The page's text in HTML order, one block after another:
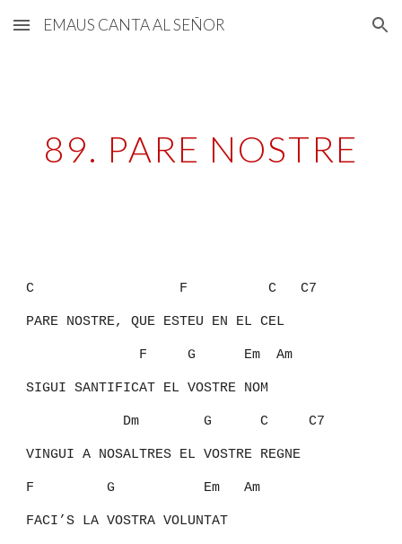
Skip to main content Skip to navigation
EMAUS CANTA AL SEÑOR
89. PARE NOSTRE
C F C C7
PARE NOSTRE, QUE ESTEU EN EL CEL
F G Em Am
SIGUI SANTIFICAT EL VOSTRE NOM
Dm G C C7
VINGUI A NOSALTRES EL VOSTRE REGNE
F G Em Am
FACI’S LA VOSTRA VOLUNTAT